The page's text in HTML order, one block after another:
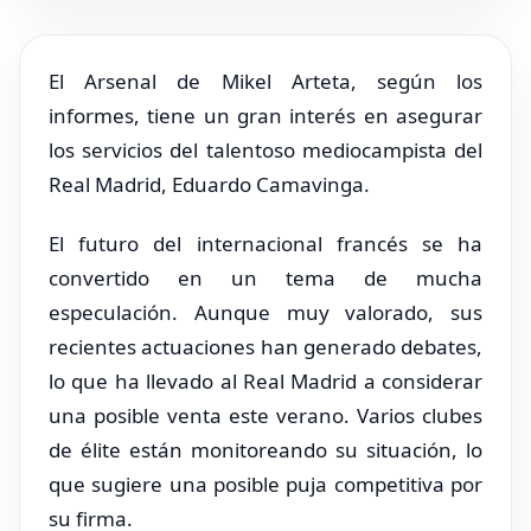
El Arsenal de Mikel Arteta, según los
informes, tiene un gran interés en asegurar
los servicios del talentoso mediocampista del
Real Madrid, Eduardo Camavinga.
El futuro del internacional francés se ha
convertido en un tema de mucha
especulación. Aunque muy valorado, sus
recientes actuaciones han generado debates,
lo que ha llevado al Real Madrid a considerar
una posible venta este verano. Varios clubes
de élite están monitoreando su situación, lo
que sugiere una posible puja competitiva por
su firma.